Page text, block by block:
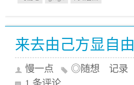
来去由己方显自由
慢一点 ◎随想 记录